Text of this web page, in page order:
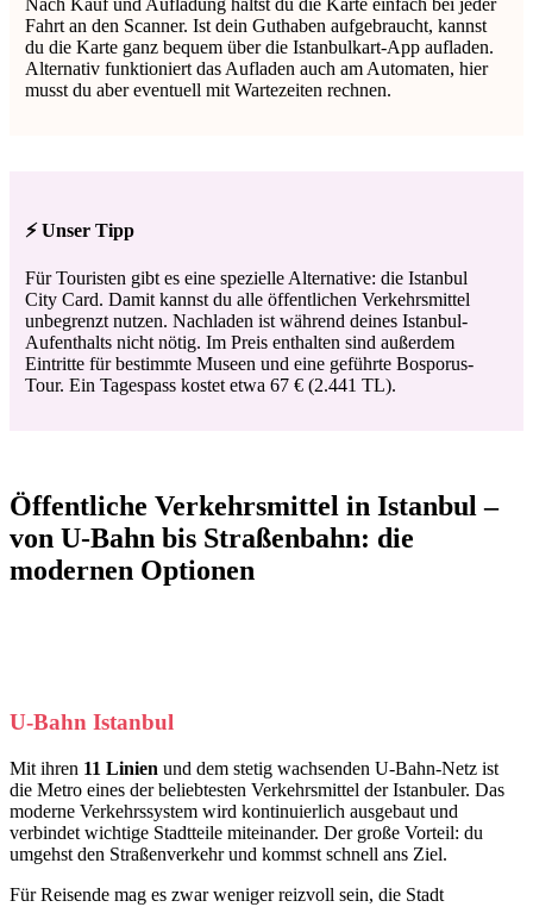
Nach Kauf und Aufladung hältst du die Karte einfach bei jeder
Fahrt an den Scanner. Ist dein Guthaben aufgebraucht, kannst
du die Karte ganz bequem über die Istanbulkart-App aufladen.
Alternativ funktioniert das Aufladen auch am Automaten, hier
musst du aber eventuell mit Wartezeiten rechnen.
⚡ Unser Tipp
Für Touristen gibt es eine spezielle Alternative: die Istanbul
City Card. Damit kannst du alle öffentlichen Verkehrsmittel
unbegrenzt nutzen. Nachladen ist während deines Istanbul-
Aufenthalts nicht nötig. Im Preis enthalten sind außerdem
Eintritte für bestimmte Museen und eine geführte Bosporus-
Tour. Ein Tagespass kostet etwa 67 € (2.441 TL).
Öffentliche Verkehrsmittel in Istanbul –
von U-Bahn bis Straßenbahn: die
modernen Optionen
U-Bahn Istanbul
Mit ihren 11 Linien und dem stetig wachsenden U-Bahn-Netz ist
die Metro eines der beliebtesten Verkehrsmittel der Istanbuler. Das
moderne Verkehrssystem wird kontinuierlich ausgebaut und
verbindet wichtige Stadtteile miteinander. Der große Vorteil: du
umgehst den Straßenverkehr und kommst schnell ans Ziel.
Für Reisende mag es zwar weniger reizvoll sein, die Stadt